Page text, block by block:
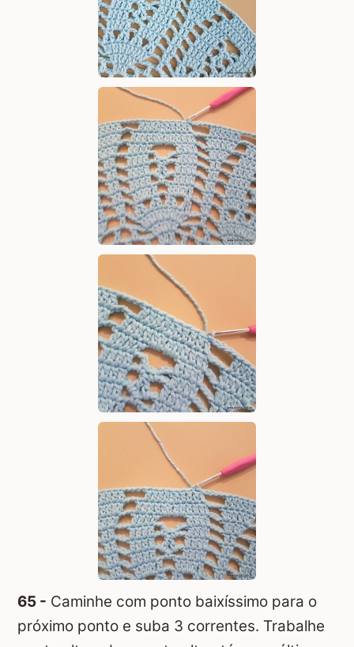
65 - Caminhe com ponto baixíssimo para o
próximo ponto e suba 3 correntes. Trabalhe